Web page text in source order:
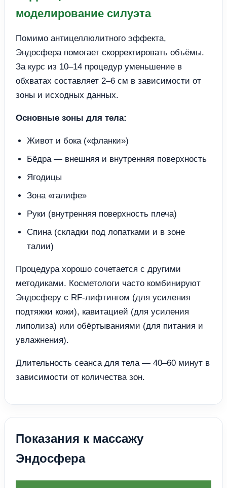
моделирование силуэта
Помимо антицеллюлитного эффекта,
Эндосфера помогает скорректировать объёмы.
За курс из 10–14 процедур уменьшение в
обхватах составляет 2–6 см в зависимости от
зоны и исходных данных.
Основные зоны для тела:
Живот и бока («фланки»)
Бёдра — внешняя и внутренняя поверхность
Ягодицы
Зона «галифе»
Руки (внутренняя поверхность плеча)
Спина (складки под лопатками и в зоне
талии)
Процедура хорошо сочетается с другими
методиками. Косметологи часто комбинируют
Эндосферу с RF-лифтингом (для усиления
подтяжки кожи), кавитацией (для усиления
липолиза) или обёртываниями (для питания и
увлажнения).
Длительность сеанса для тела — 40–60 минут в
зависимости от количества зон.
Показания к массажу
Эндосфера